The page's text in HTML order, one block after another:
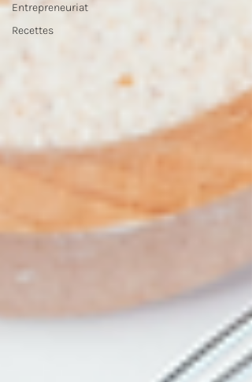
Entrepreneuriat
Recettes